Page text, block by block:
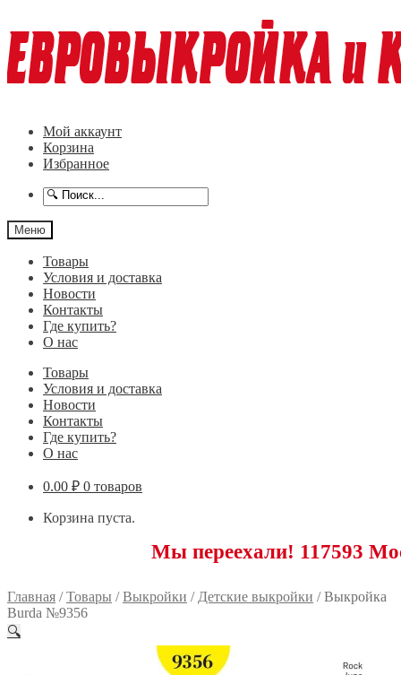
к
навигации
к
содержимому
Мой аккаунт
Корзина
Избранное
Меню
Товары
Условия и доставка
Новости
Контакты
Где купить?
О нас
Товары
Условия и доставка
Новости
Контакты
Где купить?
О нас
0.00 ₽ 0 товаров
Корзина пуста.
Мы переехали! 117593 Москва,
Главная /Товары /Выкройки / Детские выкройки /Выкройка
Burda №9356
🔍